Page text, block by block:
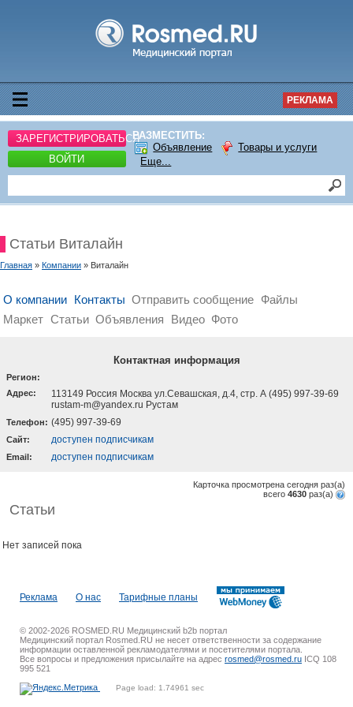
РЕКЛАМА
ЗАРЕГИСТРИРОВАТЬСЯ
ВОЙТИ
РАЗМЕСТИТЬ:
Объявление
Товары и услуги
Еще...
Статьи Виталайн
Главная » Компании » Виталайн
О компании Контакты Отправить сообщение Файлы
Маркет Статьи Объявления Видео Фото
Контактная информация
Регион:
Адрес:
113149 Россия Москва ул.Севашская, д.4, стр. А (495) 997-39-69
rustam-m@yandex.ru Рустам
Телефон: (495) 997-39-69
Cайт: доступен подписчикам
Email: доступен подписчикам
Карточка просмотрена сегодня раз(a)
всего 4630 раз(a)
Статьи
Нет записей пока
Реклама О нас Тарифные планы
© 2002-2026 ROSMED.RU Медицинский b2b портал
Медицинский портал Rosmed.RU не несет ответственности за содержание
информации оставленной рекламодателями и посетителями портала.
Все вопросы и предложения присылайте на адрес rosmed@rosmed.ru ICQ 108
995 521
Page load: 1.74961 sec